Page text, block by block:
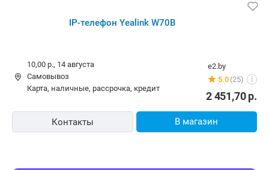
IP-телефон Yealink W70B
e2.by
5.0 (25) i
10,00 р., 14 августа
Самовывоз
карта, наличные, рассрочка, кредит
2 451,70р.
Контакты В магазин